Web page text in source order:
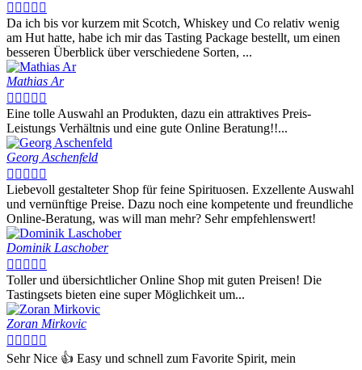
    
Da ich bis vor kurzem mit Scotch, Whiskey und Co relativ wenig
am Hut hatte, habe ich mir das Tasting Package bestellt, um einen
besseren Überblick über verschiedene Sorten, ...
Mathias Ar
    
Eine tolle Auswahl an Produkten, dazu ein attraktives Preis-
Leistungs Verhältnis und eine gute Online Beratung!!...
Georg Aschenfeld
    
Liebevoll gestalteter Shop für feine Spirituosen. Exzellente Auswahl
und vernünftige Preise. Dazu noch eine kompetente und freundliche
Online-Beratung, was will man mehr? Sehr empfehlenswert!
Dominik Laschober
    
Toller und übersichtlicher Online Shop mit guten Preisen! Die
Tastingsets bieten eine super Möglichkeit um...
Zoran Mirkovic
    
Sehr Nice 👍 Easy und schnell zum Favorite Spirit, mein